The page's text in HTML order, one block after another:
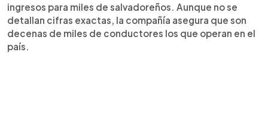
ingresos para miles de salvadoreños. Aunque no se
detallan cifras exactas, la compañía asegura que son
decenas de miles de conductores los que operan en el
país.